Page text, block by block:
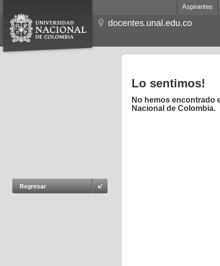
Aspirantes
docentes.unal.edu.co
Regresar
Lo sentimos!
No hemos encontrado
Nacional de Colombia.